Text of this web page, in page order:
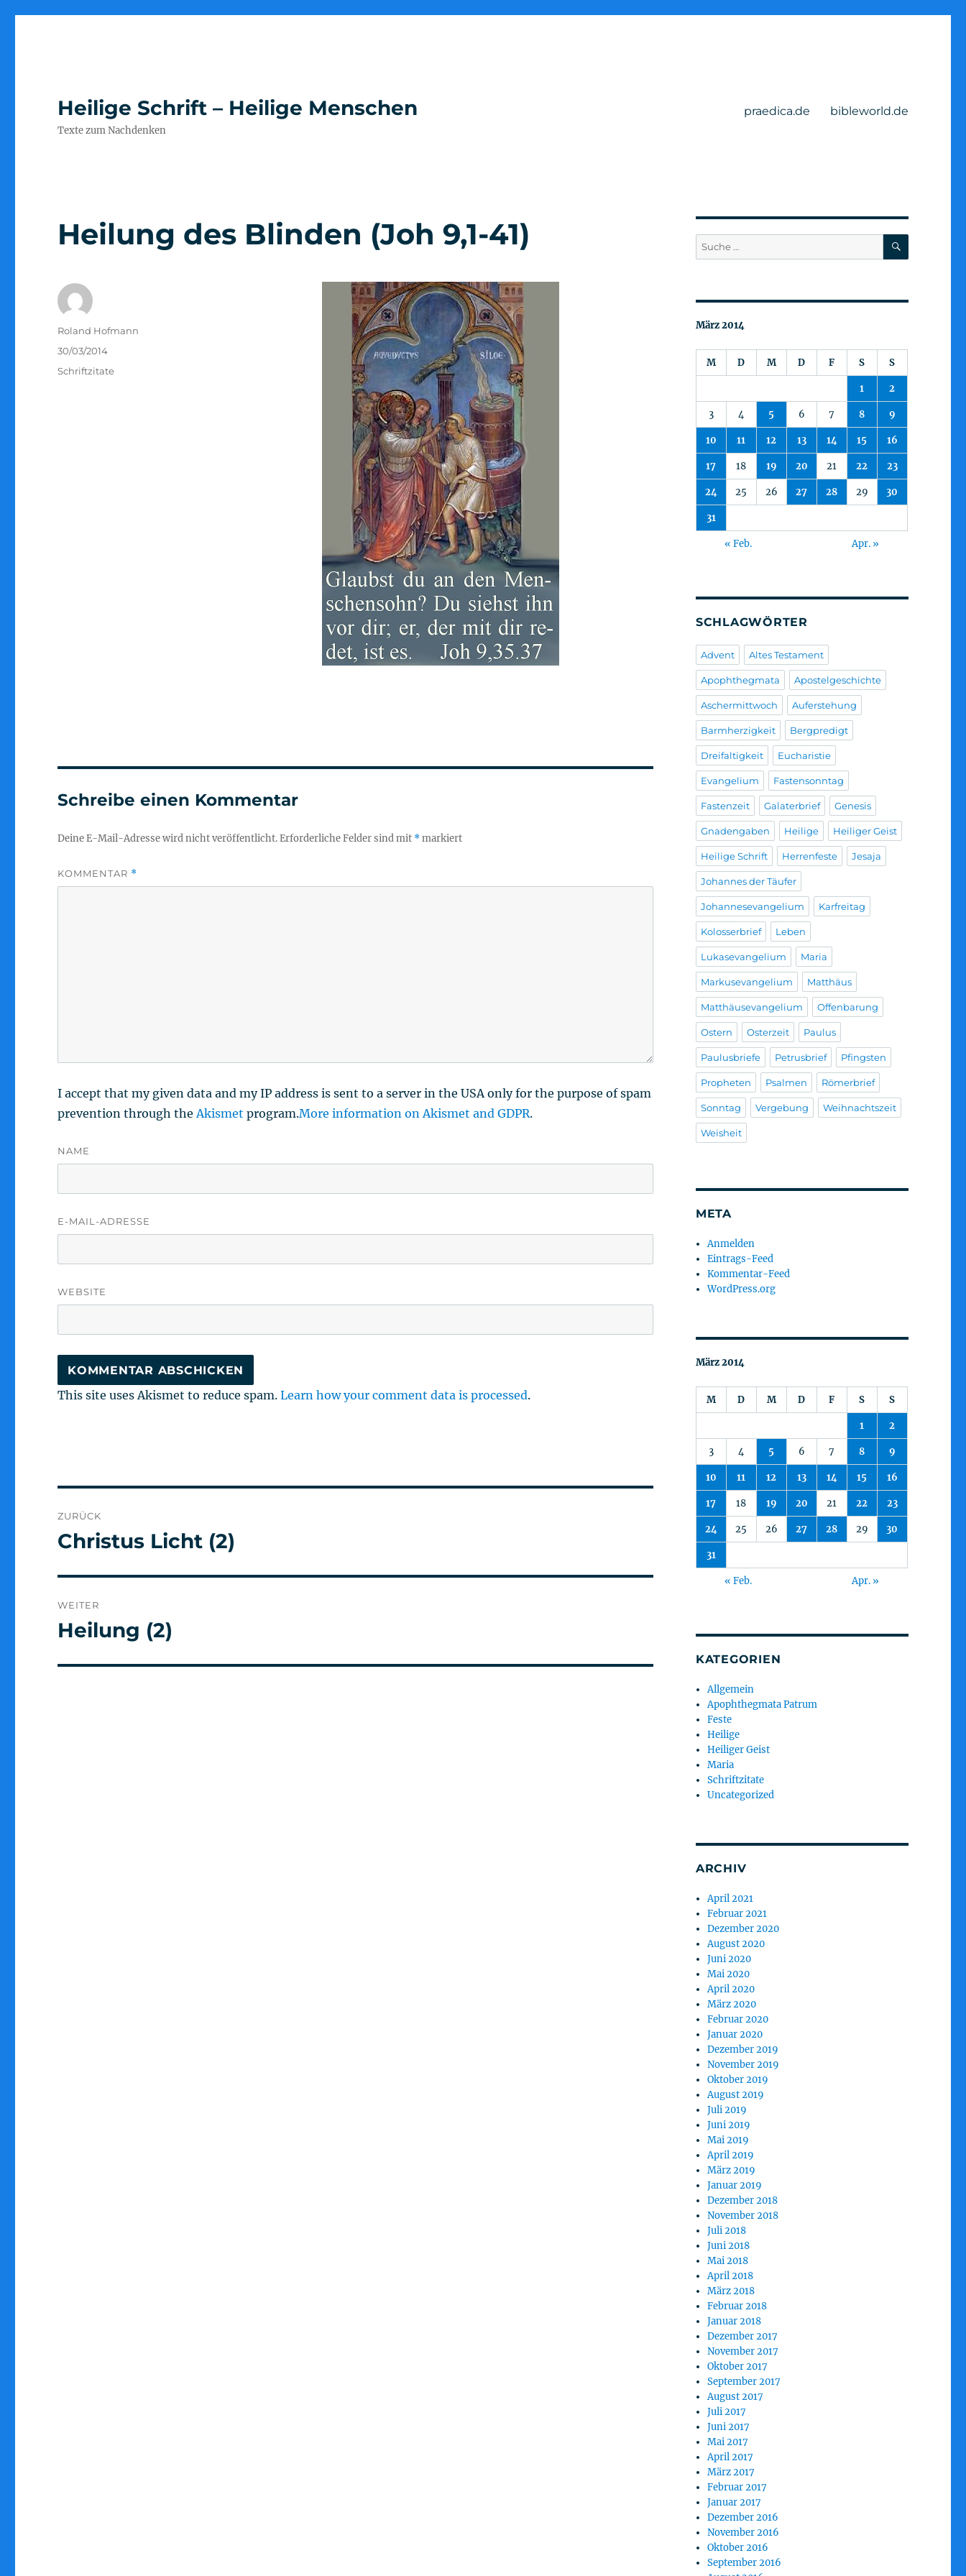
Heilige Schrift – Heilige Menschen
Texte zum Nachdenken
praedica.de bibleworld.de
Heilung des Blinden (Joh 9,1-41)
Autor
Roland Hofmann
Veröffentlicht
am
30/03/2014
Kategorien
Schriftzitate
Schreibe einen Kommentar
Deine E-Mail-Adresse wird nicht veröffentlicht.Erforderliche Felder sind mit *markiert
KOMMENTAR *
I accept that my given data and my IP address is sent to a server in the USA only for the purpose of spam
prevention through theAkismet program.More information on Akismet and GDPR.
NAME
E-MAIL-ADRESSE
WEBSITE
This site uses Akismet to reduce spam.Learn how your comment data is processed.
ZURÜCK
Vorheriger
Christus Licht (2)
WEITER
Nächster
Heilung (2)
Suche
nach:
SUCHEN
März 2014
M D M D F S S
1 2
3 4 5 6 7 8 9
10 11 12 13 14 15 16
17 18 19 20 21 22 23
24 25 26 27 28 29 30
31
« Feb. Apr. »
SCHLAGWÖRTER
Advent Altes Testament
Apophthegmata Apostelgeschichte
Aschermittwoch Auferstehung
Barmherzigkeit Bergpredigt
Dreifaltigkeit Eucharistie
Evangelium Fastensonntag
Fastenzeit Galaterbrief Genesis
Gnadengaben Heilige Heiliger Geist
Heilige Schrift Herrenfeste Jesaja
Johannes der Täufer
Johannesevangelium Karfreitag
Kolosserbrief Leben
Lukasevangelium Maria
Markusevangelium Matthäus
Matthäusevangelium Offenbarung
Ostern Osterzeit Paulus
Paulusbriefe Petrusbrief Pfingsten
Propheten Psalmen Römerbrief
Sonntag Vergebung Weihnachtszeit
Weisheit
META
Anmelden
Eintrags-Feed
Kommentar-Feed
WordPress.org
März 2014
M D M D F S S
1 2
3 4 5 6 7 8 9
10 11 12 13 14 15 16
17 18 19 20 21 22 23
24 25 26 27 28 29 30
31
« Feb. Apr. »
KATEGORIEN
Allgemein
Apophthegmata Patrum
Feste
Heilige
Heiliger Geist
Maria
Schriftzitate
Uncategorized
ARCHIV
April 2021
Februar 2021
Dezember 2020
August 2020
Juni 2020
Mai 2020
April 2020
März 2020
Februar 2020
Januar 2020
Dezember 2019
November 2019
Oktober 2019
August 2019
Juli 2019
Juni 2019
Mai 2019
April 2019
März 2019
Januar 2019
Dezember 2018
November 2018
Juli 2018
Juni 2018
Mai 2018
April 2018
März 2018
Februar 2018
Januar 2018
Dezember 2017
November 2017
Oktober 2017
September 2017
August 2017
Juli 2017
Juni 2017
Mai 2017
April 2017
März 2017
Februar 2017
Januar 2017
Dezember 2016
November 2016
Oktober 2016
September 2016